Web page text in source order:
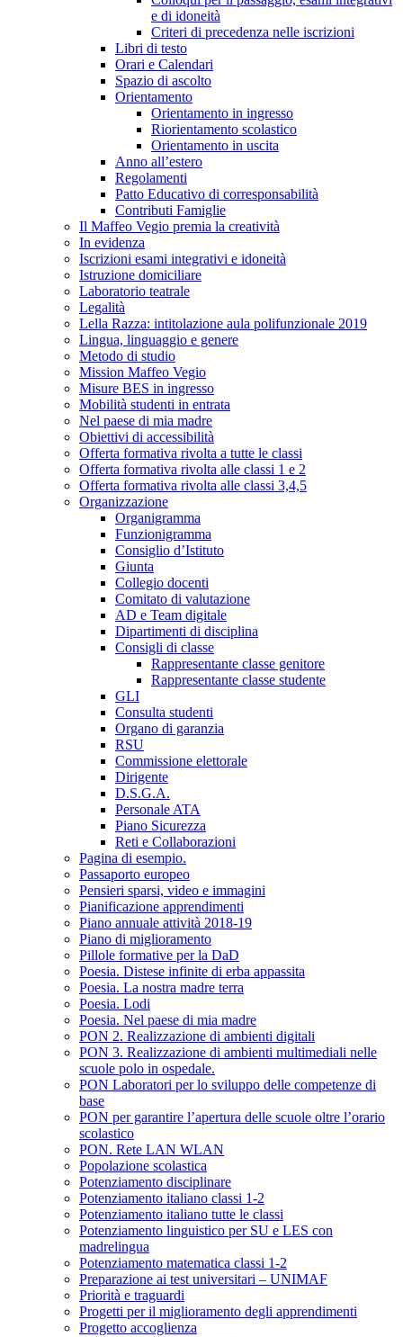
e di idoneità
Criteri di precedenza nelle iscrizioni
Libri di testo
Orari e Calendari
Spazio di ascolto
Orientamento
Orientamento in ingresso
Riorientamento scolastico
Orientamento in uscita
Anno all’estero
Regolamenti
Patto Educativo di corresponsabilità
Contributi Famiglie
Il Maffeo Vegio premia la creatività
In evidenza
Iscrizioni esami integrativi e idoneità
Istruzione domiciliare
Laboratorio teatrale
Legalità
Lella Razza: intitolazione aula polifunzionale 2019
Lingua, linguaggio e genere
Metodo di studio
Mission Maffeo Vegio
Misure BES in ingresso
Mobilità studenti in entrata
Nel paese di mia madre
Obiettivi di accessibilità
Offerta formativa rivolta a tutte le classi
Offerta formativa rivolta alle classi 1 e 2
Offerta formativa rivolta alle classi 3,4,5
Organizzazione
Organigramma
Funzionigramma
Consiglio d’Istituto
Giunta
Collegio docenti
Comitato di valutazione
AD e Team digitale
Dipartimenti di disciplina
Consigli di classe
Rappresentante classe genitore
Rappresentante classe studente
GLI
Consulta studenti
Organo di garanzia
RSU
Commissione elettorale
Dirigente
D.S.G.A.
Personale ATA
Piano Sicurezza
Reti e Collaborazioni
Pagina di esempio.
Passaporto europeo
Pensieri sparsi, video e immagini
Pianificazione apprendimenti
Piano annuale attività 2018-19
Piano di miglioramento
Pillole formative per la DaD
Poesia. Distese infinite di erba appassita
Poesia. La nostra madre terra
Poesia. Lodi
Poesia. Nel paese di mia madre
PON 2. Realizzazione di ambienti digitali
PON 3. Realizzazione di ambienti multimediali nelle
scuole polo in ospedale.
PON Laboratori per lo sviluppo delle competenze di
base
PON per garantire l’apertura delle scuole oltre l’orario
scolastico
PON. Rete LAN WLAN
Popolazione scolastica
Potenziamento disciplinare
Potenziamento italiano classi 1-2
Potenziamento italiano tutte le classi
Potenziamento linguistico per SU e LES con
madrelingua
Potenziamento matematica classi 1-2
Preparazione ai test universitari – UNIMAF
Priorità e traguardi
Progetti per il miglioramento degli apprendimenti
Progetto accoglienza